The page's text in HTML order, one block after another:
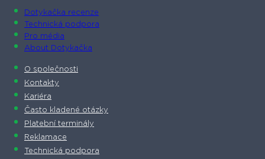
Dotykačka recenze
Technická podpora
Pro média
About Dotykačka
O společnosti
Kontakty
Kariéra
Často kladené otázky
Platební terminály
Reklamace
Technická podpora